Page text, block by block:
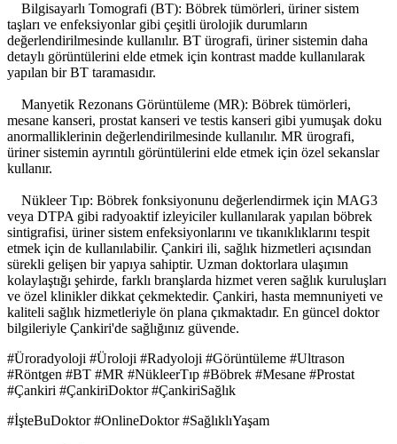
Bilgisayarlı Tomografi (BT): Böbrek tümörleri, üriner sistem
taşları ve enfeksiyonlar gibi çeşitli ürolojik durumların
değerlendirilmesinde kullanılır. BT ürografi, üriner sistemin daha
detaylı görüntülerini elde etmek için kontrast madde kullanılarak
yapılan bir BT taramasıdır.
Manyetik Rezonans Görüntüleme (MR): Böbrek tümörleri,
mesane kanseri, prostat kanseri ve testis kanseri gibi yumuşak doku
anormalliklerinin değerlendirilmesinde kullanılır. MR ürografi,
üriner sistemin ayrıntılı görüntülerini elde etmek için özel sekanslar
kullanır.
Nükleer Tıp: Böbrek fonksiyonunu değerlendirmek için MAG3
veya DTPA gibi radyoaktif izleyiciler kullanılarak yapılan böbrek
sintigrafisi, üriner sistem enfeksiyonlarını ve tıkanıklıklarını tespit
etmek için de kullanılabilir. Çankiri ili, sağlık hizmetleri açısından
sürekli gelişen bir yapıya sahiptir. Uzman doktorlara ulaşımın
kolaylaştığı şehirde, farklı branşlarda hizmet veren sağlık kuruluşları
ve özel klinikler dikkat çekmektedir. Çankiri, hasta memnuniyeti ve
kaliteli sağlık hizmetleriyle ön plana çıkmaktadır. En güncel doktor
bilgileriyle Çankiri'de sağlığınız güvende.
#Üroradyoloji #Üroloji #Radyoloji #Görüntüleme #Ultrason
#Röntgen #BT #MR #NükleerTıp #Böbrek #Mesane #Prostat
#Çankiri #ÇankiriDoktor #ÇankiriSağlık
#İşteBuDoktor #OnlineDoktor #SağlıklıYaşam